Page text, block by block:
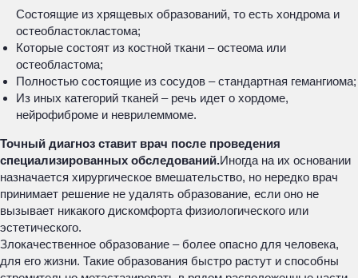
Состоящие из хрящевых образований, то есть хондрома и
остеобластокластома;
Которые состоят из костной ткани – остеома или
остеобластома;
Полностью состоящие из сосудов – стандартная гемангиома;
Из иных категорий тканей – речь идет о хордоме,
нейрофиброме и неврилеммоме.
Точный диагноз ставит врач после проведения
специализированных обследований.Иногда на их основании
назначается хирургическое вмешательство, но нередко врач
принимает решение не удалять образование, если оно не
вызывает никакого дискомфорта физиологического или
эстетического.
Злокачественное образование – более опасно для человека,
для его жизни. Такие образования быстро растут и способны